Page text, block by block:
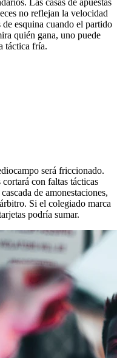
Las casas de apuestas
no reflejan la velocidad
de esquina cuando el partido
quién gana, uno puede
táctica fría.
será friccionado.
con faltas tácticas
de amonestaciones,
Si el colegiado marca
podría sumar.